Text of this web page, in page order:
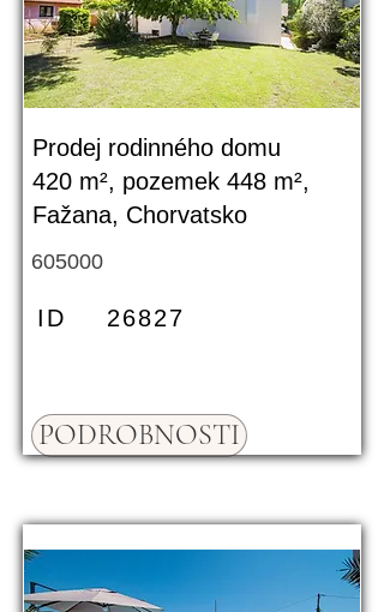
Prodej rodinného domu
420 m², pozemek 448 m²,
Fažana, Chorvatsko
605000
ID 26827
PODROBNOSTI